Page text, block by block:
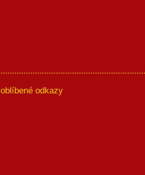
oblíbené odkazy